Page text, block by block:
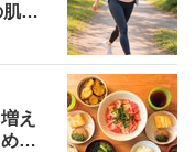
が
え
の